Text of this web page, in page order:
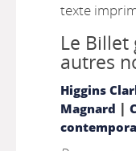
texte
Le
autres
Higgins
Magnard |